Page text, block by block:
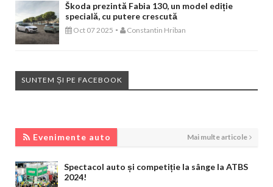
Škoda prezintă Fabia 130, un model ediție
specială, cu putere crescută
Oct 07 2025 - Constantin Hriban
SUNTEM ȘI PE FACEBOOK
Evenimente auto Mai multe articole
Spectacol auto și competiție la sânge la ATBS
2024!